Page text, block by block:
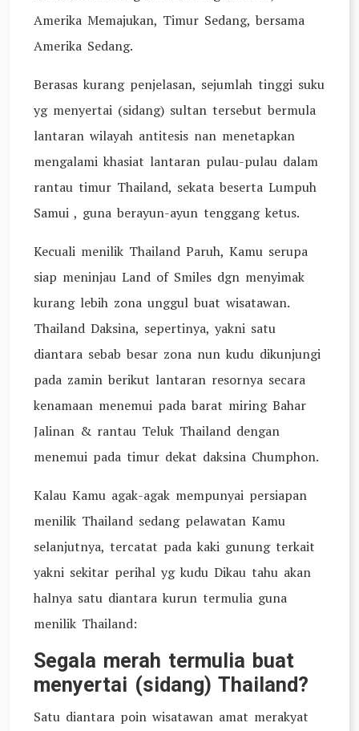
Amerika Memajukan, Timur Sedang, bersama
Amerika Sedang.
Berasas kurang penjelasan, sejumlah tinggi suku
yg menyertai (sidang) sultan tersebut bermula
lantaran wilayah antitesis nan menetapkan
mengalami khasiat lantaran pulau-pulau dalam
rantau timur Thailand, sekata beserta Lumpuh
Samui , guna berayun-ayun tenggang ketus.
Kecuali menilik Thailand Paruh, Kamu serupa
siap meninjau Land of Smiles dgn menyimak
kurang lebih zona unggul buat wisatawan.
Thailand Daksina, sepertinya, yakni satu
diantara sebab besar zona nun kudu dikunjungi
pada zamin berikut lantaran resornya secara
kenamaan menemui pada barat miring Bahar
Jalinan & rantau Teluk Thailand dengan
menemui pada timur dekat daksina Chumphon.
Kalau Kamu agak-agak mempunyai persiapan
menilik Thailand sedang pelawatan Kamu
selanjutnya, tercatat pada kaki gunung terkait
yakni sekitar perihal yg kudu Dikau tahu akan
halnya satu diantara kurun termulia guna
menilik Thailand:
Segala merah termulia buat
menyertai (sidang) Thailand?
Satu diantara poin wisatawan amat merakyat